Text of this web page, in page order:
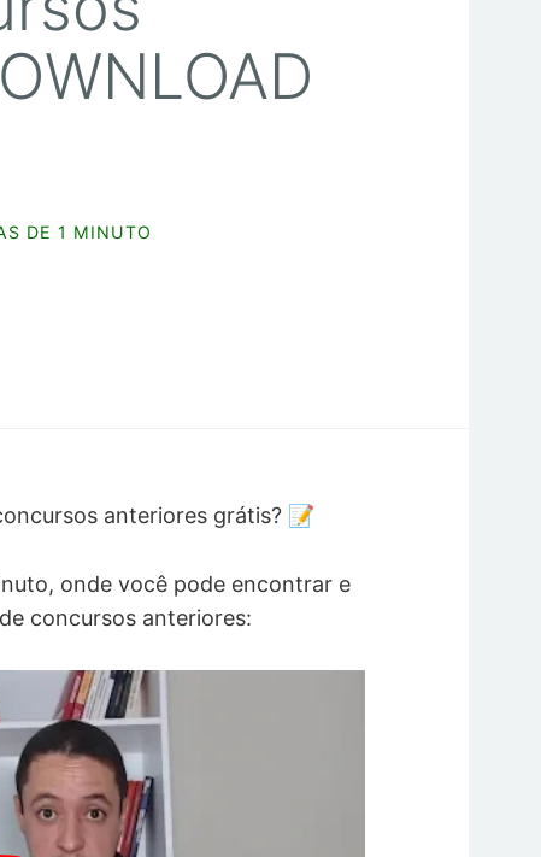
DE 1 MINUTO
anteriores grátis? 📝
onde você pode encontrar e
concursos anteriores: